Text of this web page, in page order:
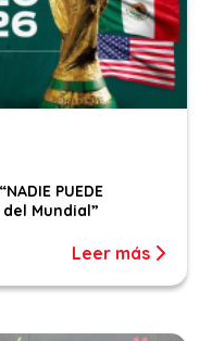
PUEDE
Mundial”
Leer más